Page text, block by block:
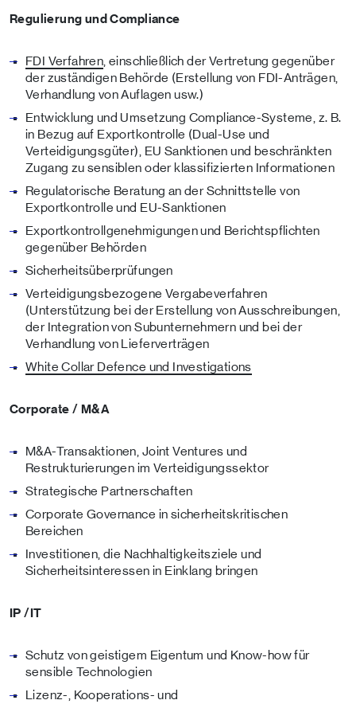
Regulierung und Compliance
FDI Verfahren , einschließlich der Vertretung gegenüber
der zuständigen Behörde (Erstellung von FDI-Anträgen,
Verhandlung von Auflagen usw.)
Entwicklung und Umsetzung Compliance-Systeme, z. B.
in Bezug auf Exportkontrolle (Dual-Use und
Verteidigungsgüter), EU Sanktionen und beschränkten
Zugang zu sensiblen oder klassifizierten Informationen
Regulatorische Beratung an der Schnittstelle von
Exportkontrolle und EU-Sanktionen
Exportkontrollgenehmigungen und Berichtspflichten
gegenüber Behörden
Sicherheitsüberprüfungen
Verteidigungsbezogene Vergabeverfahren
(Unterstützung bei der Erstellung von Ausschreibungen,
der Integration von Subunternehmern und bei der
Verhandlung von Lieferverträgen
White Collar Defence und Investigations
Corporate / M&A
M&A-Transaktionen, Joint Ventures und
Restrukturierungen im Verteidigungssektor
Strategische Partnerschaften
Corporate Governance in sicherheitskritischen
Bereichen
Investitionen, die Nachhaltigkeitsziele und
Sicherheitsinteressen in Einklang bringen
IP /IT
Schutz von geistigem Eigentum und Know-how für
sensible Technologien
Lizenz-, Kooperations- und